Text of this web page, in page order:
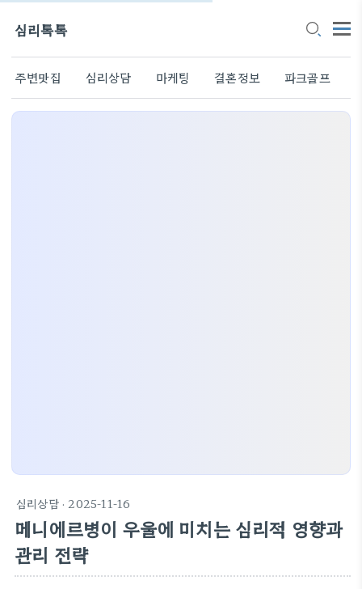
심리톡톡
주변맛집 심리상담 마케팅 결혼정보 파크골프
심리상담· 2025-11-16
메니에르병이 우울에 미치는 심리적 영향과
관리 전략